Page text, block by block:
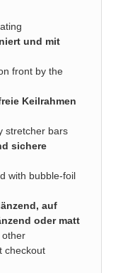
und mit
front by the
Keilrahmen
stretcher bars
sichere
with bubble-foil
auf
oder matt
other
checkout